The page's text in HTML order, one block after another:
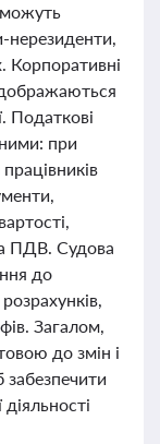
можуть
нерезиденти,
Корпоративні
Податкові
при
ПДВ. Судова
до
Загалом,
до змін і